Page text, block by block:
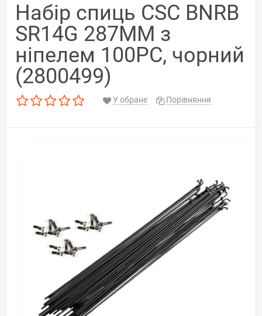
Набір спиць CSC BNRB
SR14G 287MM з
ніпелем 100PC, чорний
(2800499)
У обране Порівняння